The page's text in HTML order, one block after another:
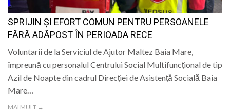
SPRIJIN ȘI EFORT COMUN PENTRU PERSOANELE
FĂRĂ ADĂPOST ÎN PERIOADA RECE
Voluntarii de la Serviciul de Ajutor Maltez Baia Mare,
împreună cu personalul Centrului Social Multifuncțional de tip
Azil de Noapte din cadrul Direcției de Asistență Socială Baia
Mare…
MAI MULT →